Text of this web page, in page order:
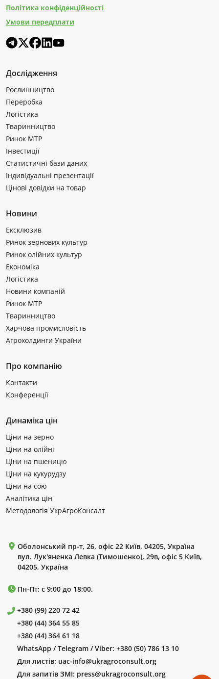
Політика конфіденційності
Умови передплати
Дослідження
Рослинництво
Переробка
Логістика
Тваринництво
Ринок МТР
Інвестиції
Статистичні бази даних
Індивідуальні презентації
Цінові довідки на товар
Новини
Ексклюзив
Ринок зернових культур
Ринок олійних культур
Економіка
Логістика
Новини компаній
Ринок МТР
Тваринництво
Харчова промисловість
Агрохолдинги України
Про компанію
Контакти
Конференції
Динаміка цін
Ціни на зерно
Ціни на олійні
Ціни на пшеницю
Ціни на кукурудзу
Ціни на сою
Аналітика цін
Методологія УкрАгроКонсалт
Оболонський пр-т, 26, офіс 22 Київ, 04205, Україна
вул. Лук'яненка Левка (Тимошенко), 29в, офіс 5 Київ,
04205, Україна
Пн-Пт: с 9:00 до 18:00.
+380 (99) 220 72 42
+380 (44) 364 55 85
+380 (44) 364 61 18
WhatsApp / Telegram / Viber: +380 (50) 786 13 10
Для листів: uac-info@ukragroconsult.org
Для запитів ЗМІ: press@ukragroconsult.org